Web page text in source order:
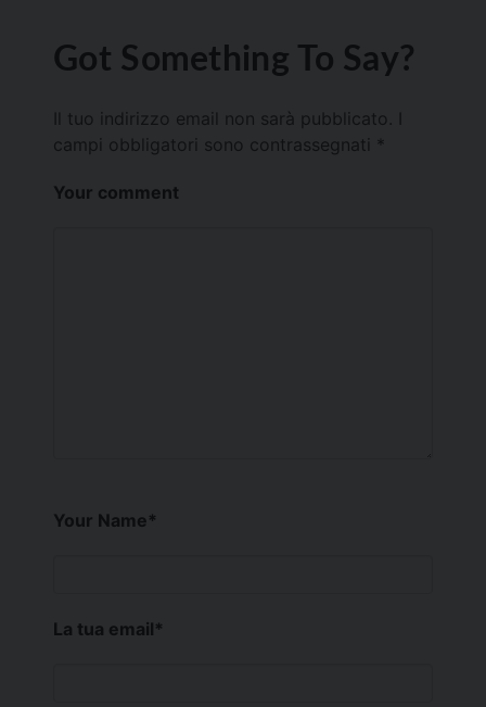
Got Something To Say?
Il tuo indirizzo email non sarà pubblicato.
campi obbligatori sono contrassegnati *
Your comment
Your Name*
La tua email*